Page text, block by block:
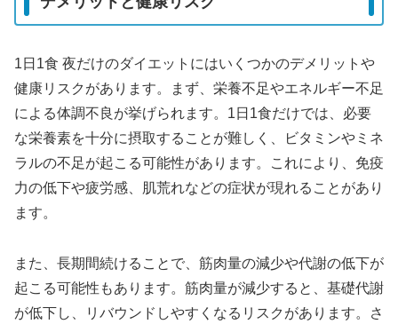
1日1食 夜だけのダイエットにはいくつかのデメリットや
健康リスクがあります。まず、栄養不足やエネルギー不足
による体調不良が挙げられます。1日1食だけでは、必要
な栄養素を十分に摂取することが難しく、ビタミンやミネ
ラルの不足が起こる可能性があります。これにより、免疫
力の低下や疲労感、肌荒れなどの症状が現れることがあり
ます。
また、長期間続けることで、筋肉量の減少や代謝の低下が
起こる可能性もあります。筋肉量が減少すると、基礎代謝
が低下し、リバウンドしやすくなるリスクがあります。さ